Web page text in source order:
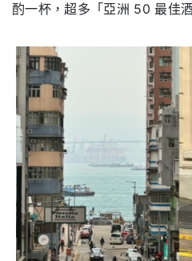
酌⼀杯，超多「亞洲 50 最佳